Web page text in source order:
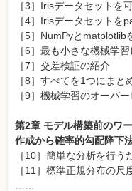
［3］Irisデータセットを
［4］Irisデータセットを
［5］NumPyとmatplotlib
［6］最も小さな機械学
［7］交差検証の紹介
［8］すべてを1つにまと
［9］機械学習のオーバ
第2章 モデル構築前のワ
作成から確率的勾配降下
［10］簡単な分析を行
［11］標準正規分布の
……